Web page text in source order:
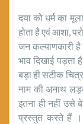
दया को धर्म का
होता है एवं आशा,
जन कल्याणकारी है
भाव दिखाई पड़ता
बड़ा ही सटीक
नाम की अनाथ
इतना ही नहीं उसे
प्रस्तुत करते हैं ।